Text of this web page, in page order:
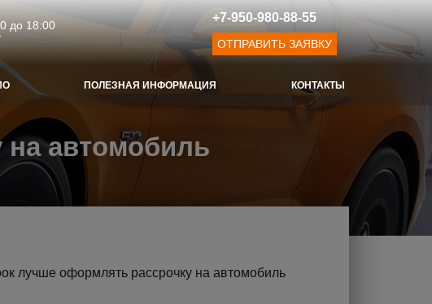
до 18:00
+7-950-980-88-55
ОТПРАВИТЬ ЗАЯВКУ
ПОЛЕЗНАЯ ИНФОРМАЦИЯ КОНТАКТЫ
на автомобиль